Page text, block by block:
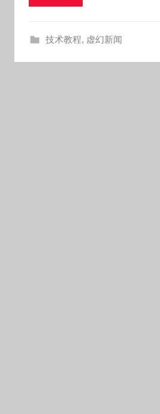
g
技术教程, 虚幻新闻